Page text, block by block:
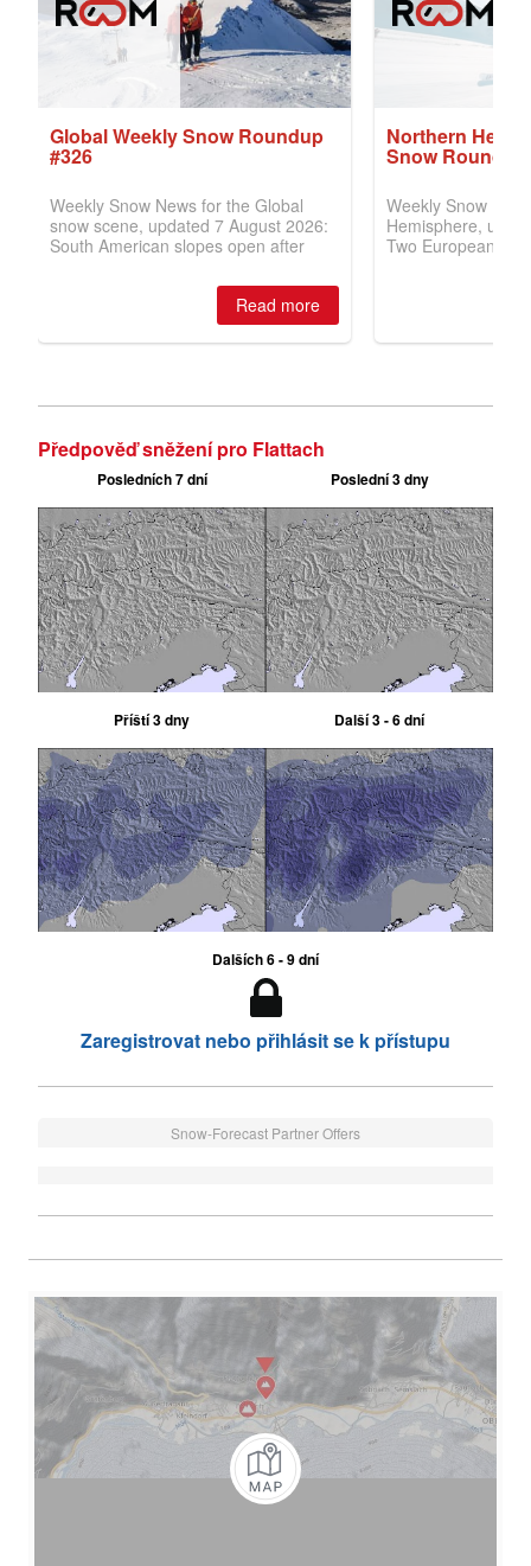
Předpověď sněžení pro Flattach
Posledních 7 dní Poslední 3 dny
Příští 3 dny Další 3 - 6 dní
Dalších 6 - 9 dní
Zaregistrovat nebo přihlásit se k přístupu
Snow-Forecast Partner Offers